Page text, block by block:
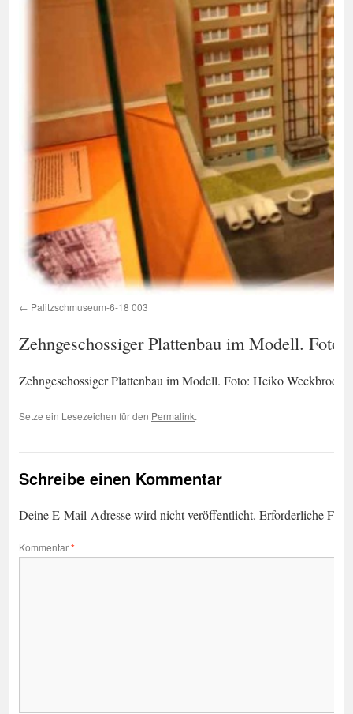
Palitzschmuseum-6-18 003
Zehngeschossiger Plattenbau im Modell.
Zehngeschossiger Plattenbau im Modell. Foto: Heiko Weckbrodt
Setze ein Lesezeichen für den Permalink.
Schreibe einen Kommentar
Deine E-Mail-Adresse wird nicht veröffentlicht. Erforderliche
Kommentar*